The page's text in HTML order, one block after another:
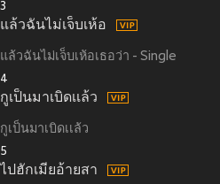
3
แล้วฉันไม่เจ็บเห้อ
แล้วฉันไม่เจ็บเห้อเธอว่า - Single
4
กูเป็นมาเบิดเเล้ว
กูเป็นมาเบิดเเล้ว
5
ไปฮักเมียอ้ายสา